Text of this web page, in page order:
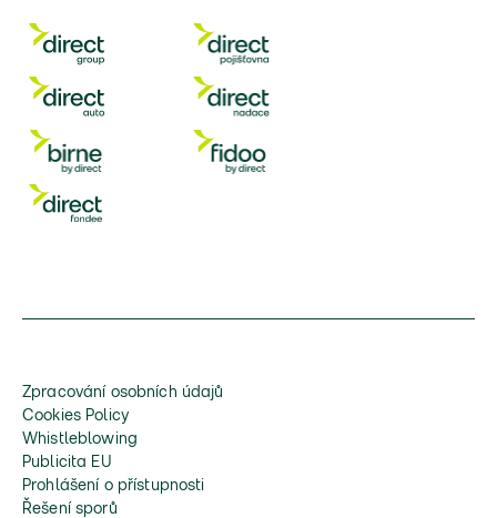
Zpracování osobních údajů
Cookies Policy
Whistleblowing
Publicita EU
Prohlášení o přístupnosti
Řešení sporů